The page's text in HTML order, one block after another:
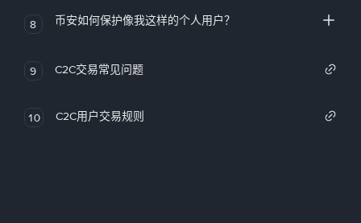
8 币安如何保护像我这样的个人用户？
9 C2C交易常见问题
10 C2C用户交易规则